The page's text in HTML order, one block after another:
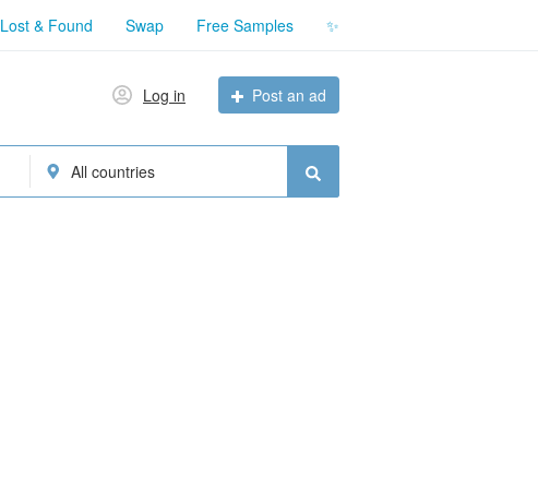
Lost & Found Swap Free Samples ✨
Log in Post an ad
All countries